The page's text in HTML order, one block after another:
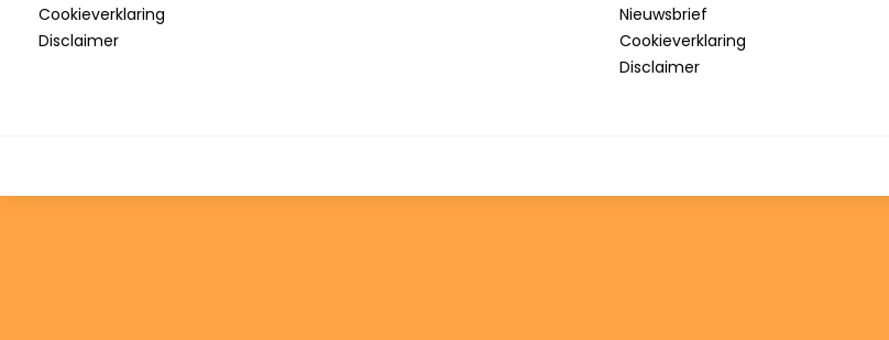
Cookieverklaring
Disclaimer
Nieuwsbrief
Cookieverklaring
Disclaimer